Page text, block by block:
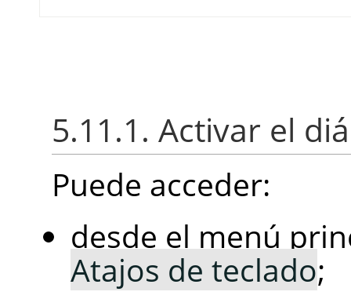
5.11.1. Activar el
Puede acceder:
desde el menú
Atajos de teclado;